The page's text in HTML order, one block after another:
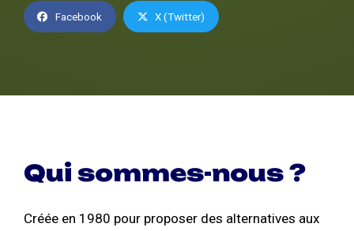
Facebook X (Twitter)
Qui sommes-nous ?
Créée en 1980 pour proposer des alternatives aux